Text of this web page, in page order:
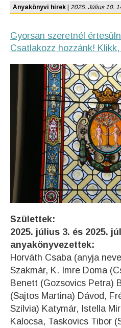
Anyakönyvi hírek 2025. Július 10.
Gyorsan szeretnél
Csatlakozz hozzánk!
Születtek:
2025. július 3. és 2025.
anyakönyvezettek:
Horváth Csaba (anyja
Szakmár, K. Imre Doma
Benett (Gozsovics Petra)
(Sajtos Martina) Dávod,
Szilvia) Katymár, Istella
Kalocsa, Taskovics Tibor